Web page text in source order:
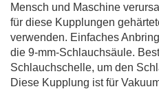
Mensch und Maschine
für diese Kupplungen
verwenden. Einfaches
die 9-mm-Schlauchsäule.
Schlauchschelle, um den
Diese Kupplung ist für